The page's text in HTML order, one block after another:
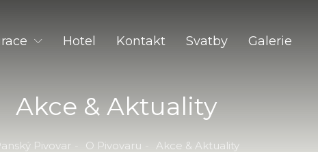
lístek
lístek
Svatby a oslavy
Firemní večírky
Hotel Kontakt Svatby Galerie
Akce & Aktuality
Pivovar O Pivovaru Akce & Aktuality